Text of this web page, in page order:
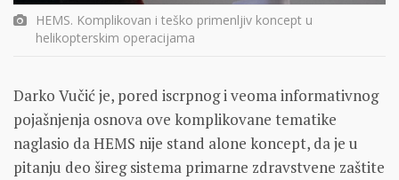
HEMS. Komplikovan i teško primenljiv koncept u
helikopterskim operacijama
Darko Vučić je, pored iscrpnog i veoma informativnog
pojašnjenja osnova ove komplikovane tematike
naglasio da HEMS nije stand alone koncept, da je u
pitanju deo šireg sistema primarne zdravstvene zaštite